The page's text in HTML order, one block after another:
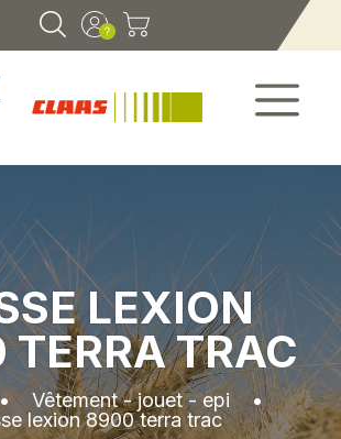
LEXION
TRAC
Vêtement - jouet - epi•
lexion 8900 terra trac